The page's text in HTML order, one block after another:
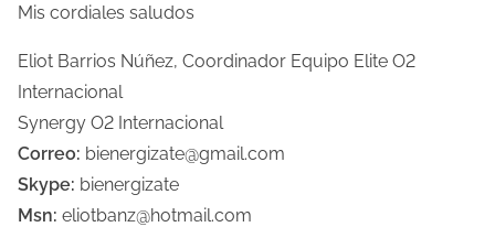
Mis cordiales saludos
Eliot Barrios Núñez, Coordinador Equipo Elite O2
Internacional
Synergy O2 Internacional
Correo: bienergizate@gmail.com
Skype: bienergizate
Msn: eliotbanz@hotmail.com